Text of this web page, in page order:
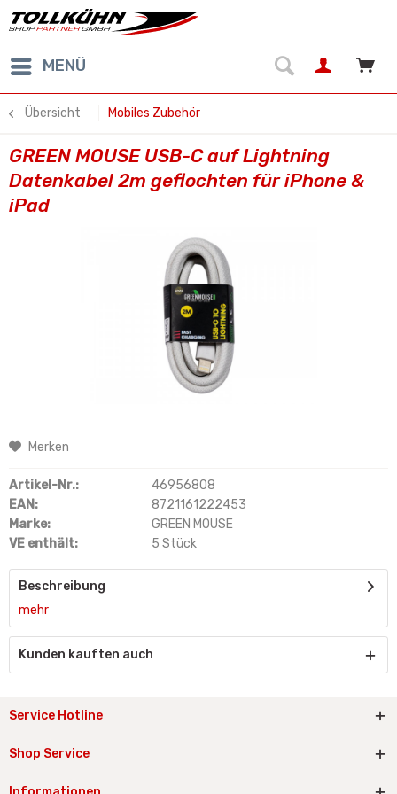
MENÜ
Übersicht Mobiles Zubehör
GREEN MOUSE USB-C auf Lightning
Datenkabel 2m geflochten für iPhone &
iPad
Merken
Artikel-Nr.:
46956808
EAN:
8721161222453
Marke:
GREEN MOUSE
VE enthält:
5 Stück
Beschreibung
mehr
Kunden kauften auch
Service Hotline
Shop Service